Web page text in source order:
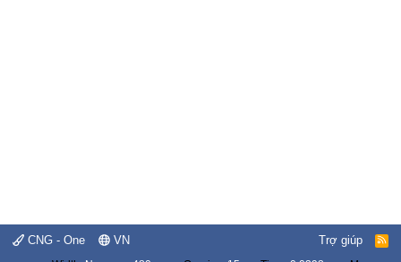
CNG - One VN Trợ giúp
R